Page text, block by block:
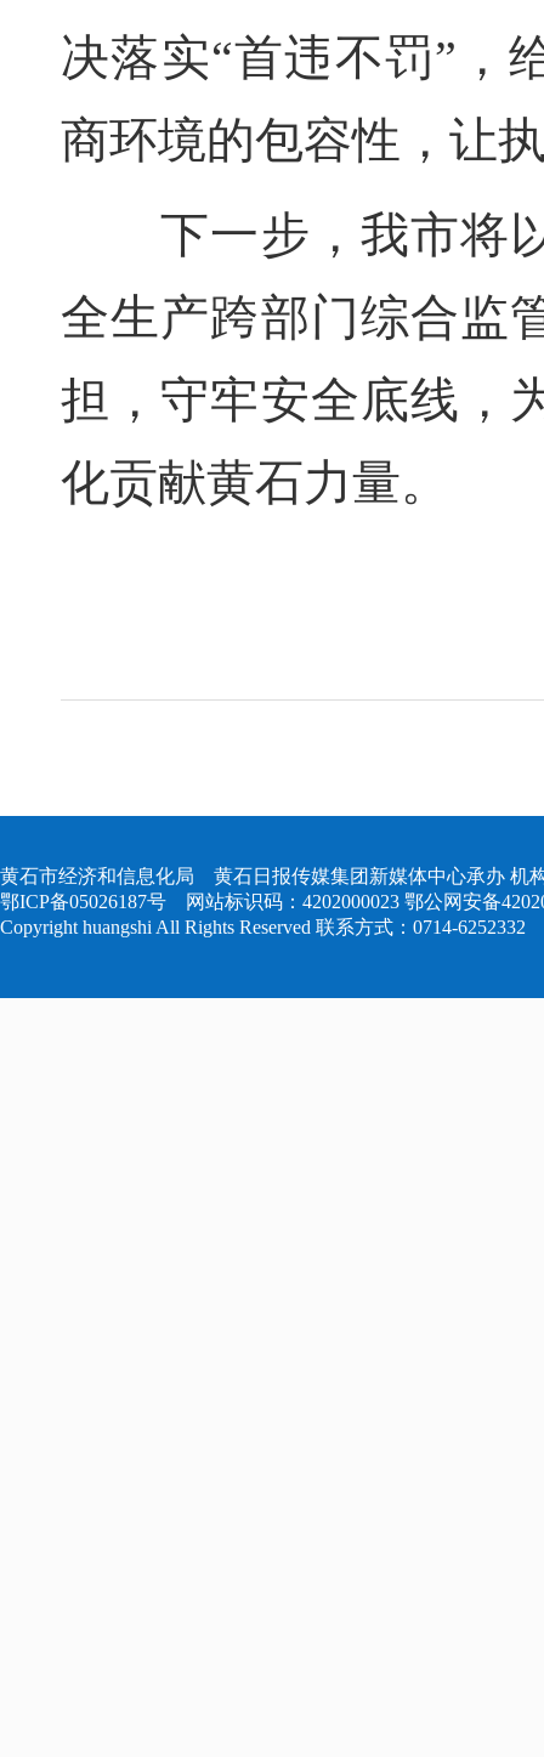
决落实“首违不罚”，
商环境的包容性，让
下一步，我市将以
全生产跨部门综合监
担，守牢安全底线，
化贡献黄石力量。
黄石市经济和信息化局 黄石日报传媒集团新媒体中心承办 机
鄂ICP备05026187号 网站标识码：4202000023 鄂公网安备
Copyright huangshi All Rights Reserved 联系方式：0714-6252332